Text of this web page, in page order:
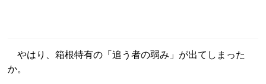
やはり、箱根特有の「追う者の弱み」が出てしまった
か。